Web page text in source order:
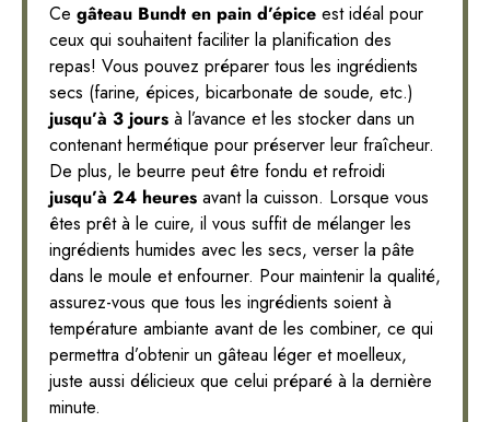
Ce gâteau Bundt en pain d’épice est idéal pour
ceux qui souhaitent faciliter la planification des
repas! Vous pouvez préparer tous les ingrédients
secs (farine, épices, bicarbonate de soude, etc.)
jusqu’à 3 jours à l’avance et les stocker dans un
contenant hermétique pour préserver leur fraîcheur.
De plus, le beurre peut être fondu et refroidi
jusqu’à 24 heures avant la cuisson. Lorsque vous
êtes prêt à le cuire, il vous suffit de mélanger les
ingrédients humides avec les secs, verser la pâte
dans le moule et enfourner. Pour maintenir la qualité,
assurez-vous que tous les ingrédients soient à
température ambiante avant de les combiner, ce qui
permettra d’obtenir un gâteau léger et moelleux,
juste aussi délicieux que celui préparé à la dernière
minute.